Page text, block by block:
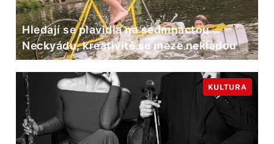
Hledají se plavidla na sedmnáctou
Neckyádu, kreativitě se meze nekladou
KULTURA